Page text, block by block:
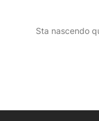
Sta nascendo